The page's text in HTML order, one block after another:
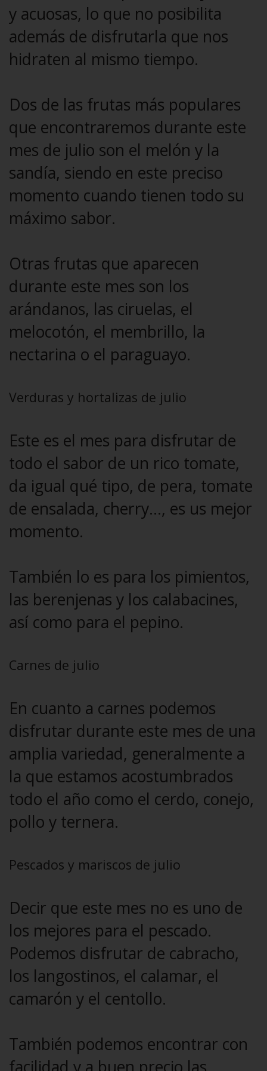
y acuosas, lo que no posibilita
además de disfrutarla que nos
hidraten al mismo tiempo.
Dos de las frutas más populares
que encontraremos durante este
mes de julio son el melón y la
sandía, siendo en este preciso
momento cuando tienen todo su
máximo sabor.
Otras frutas que aparecen
durante este mes son los
arándanos, las ciruelas, el
melocotón, el membrillo, la
nectarina o el paraguayo.
Verduras y hortalizas de julio
Este es el mes para disfrutar de
todo el sabor de un rico tomate,
da igual qué tipo, de pera, tomate
de ensalada, cherry…, es us mejor
momento.
También lo es para los pimientos,
las berenjenas y los calabacines,
así como para el pepino.
Carnes de julio
En cuanto a carnes podemos
disfrutar durante este mes de una
amplia variedad, generalmente a
la que estamos acostumbrados
todo el año como el cerdo, conejo,
pollo y ternera.
Pescados y mariscos de julio
Decir que este mes no es uno de
los mejores para el pescado.
Podemos disfrutar de cabracho,
los langostinos, el calamar, el
camarón y el centollo.
También podemos encontrar con